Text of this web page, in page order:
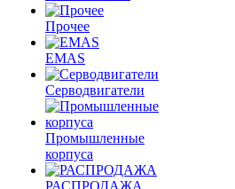
Прочее
EMAS
Cерводвигатели
Промышленные
корпуса
РАСПРОДАЖА